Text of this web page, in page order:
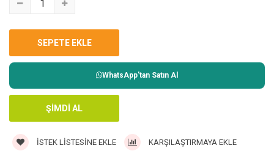
WhatsApp'tan Satın Al
İSTEK LISTESINE EKLE KARŞILAŞTIRMAYA EKLE